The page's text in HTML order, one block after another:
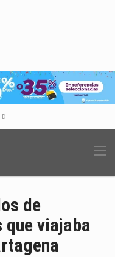
de
que viajaba